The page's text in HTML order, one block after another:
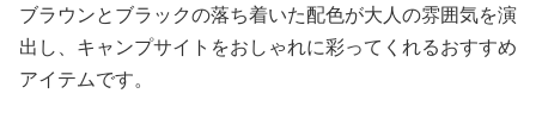
ブラウンとブラックの落ち着いた配色が大人の雰囲気を演
出し、キャンプサイトをおしゃれに彩ってくれるおすすめ
アイテムです。